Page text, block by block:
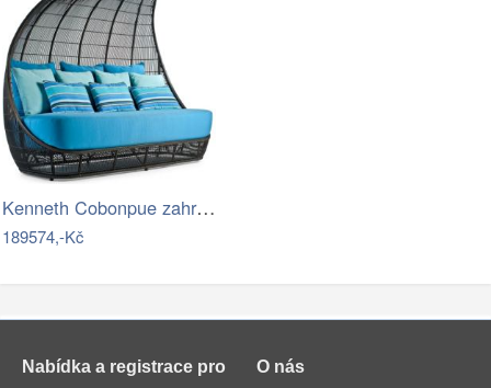
Kenneth Cobonpue zahradní sedačky…
189574,-Kč
Nabídka a registrace pro O nás